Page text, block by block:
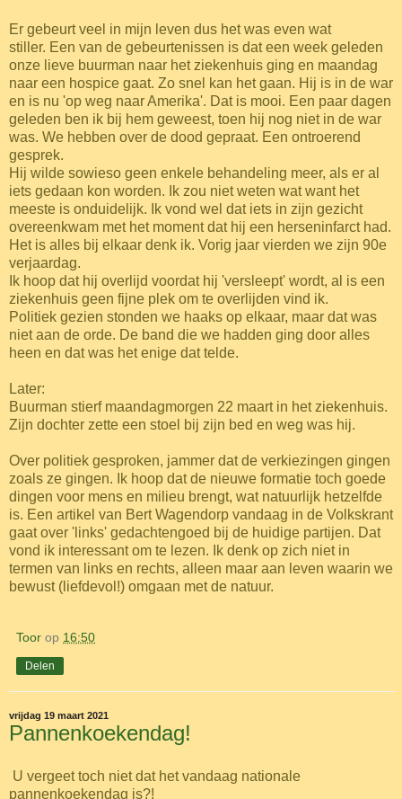
Er gebeurt veel in mijn leven dus het was even wat
stiller. Een van de gebeurtenissen is dat een week geleden
onze lieve buurman naar het ziekenhuis ging en maandag
naar een hospice gaat. Zo snel kan het gaan. Hij is in de war
en is nu 'op weg naar Amerika'. Dat is mooi. Een paar dagen
geleden ben ik bij hem geweest, toen hij nog niet in de war
was. We hebben over de dood gepraat. Een ontroerend
gesprek.
Hij wilde sowieso geen enkele behandeling meer, als er al
iets gedaan kon worden. Ik zou niet weten wat want het
meeste is onduidelijk. Ik vond wel dat iets in zijn gezicht
overeenkwam met het moment dat hij een herseninfarct had.
Het is alles bij elkaar denk ik. Vorig jaar vierden we zijn 90e
verjaardag.
Ik hoop dat hij overlijd voordat hij 'versleept' wordt, al is een
ziekenhuis geen fijne plek om te overlijden vind ik.
Politiek gezien stonden we haaks op elkaar, maar dat was
niet aan de orde. De band die we hadden ging door alles
heen en dat was het enige dat telde.
Later:
Buurman stierf maandagmorgen 22 maart in het ziekenhuis.
Zijn dochter zette een stoel bij zijn bed en weg was hij.
Over politiek gesproken, jammer dat de verkiezingen gingen
zoals ze gingen. Ik hoop dat de nieuwe formatie toch goede
dingen voor mens en milieu brengt, wat natuurlijk hetzelfde
is. Een artikel van Bert Wagendorp vandaag in de Volkskrant
gaat over 'links' gedachtengoed bij de huidige partijen. Dat
vond ik interessant om te lezen. Ik denk op zich niet in
termen van links en rechts, alleen maar aan leven waarin we
bewust (liefdevol!) omgaan met de natuur.
Toor op 16:50
Delen
vrijdag 19 maart 2021
Pannenkoekendag!
U vergeet toch niet dat het vandaag nationale
pannenkoekendag is?!